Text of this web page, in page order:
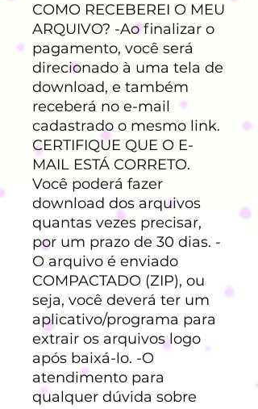
COMO RECEBEREI O MEU
ARQUIVO? -Ao finalizar o
pagamento, você será
direcionado à uma tela de
download, e também
receberá no e-mail
cadastrado o mesmo link.
CERTIFIQUE QUE O E-
MAIL ESTÁ CORRETO.
Você poderá fazer
download dos arquivos
quantas vezes precisar,
por um prazo de 30 dias. -
O arquivo é enviado
COMPACTADO (ZIP), ou
seja, você deverá ter um
aplicativo/programa para
extrair os arquivos logo
após baixá-lo. -O
atendimento para
qualquer dúvida sobre